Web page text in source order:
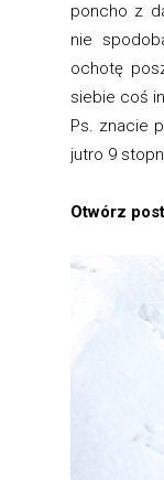
poncho z
nie
ochotę
siebie coś
Ps. znacie
jutro 9
Otwórz